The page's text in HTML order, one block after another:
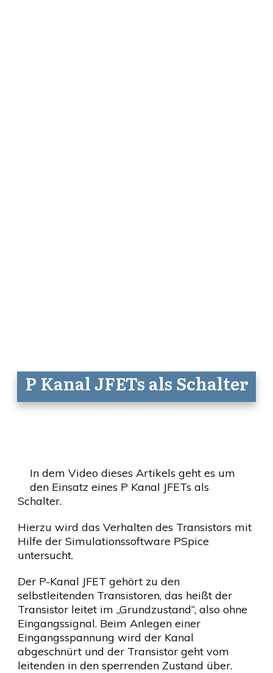
P Kanal JFETs als Schalter
In dem Video dieses Artikels geht es um
den Einsatz eines P Kanal JFETs als
Schalter.
Hierzu wird das Verhalten des Transistors mit
Hilfe der Simulationssoftware PSpice
untersucht.
Der P-Kanal JFET gehört zu den
selbstleitenden Transistoren, das heißt der
Transistor leitet im „Grundzustand“, also ohne
Eingangssignal. Beim Anlegen einer
Eingangsspannung wird der Kanal
abgeschnürt und der Transistor geht vom
leitenden in den sperrenden Zustand über.